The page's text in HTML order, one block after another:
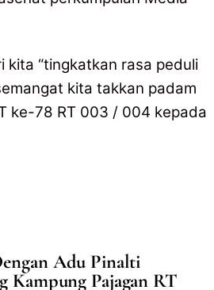
kita “tingkatkan rasa peduli
kita takkan padam
ke-78 RT 003 / 004 kepada
Adu Pinalti
Kampung Pajagan RT